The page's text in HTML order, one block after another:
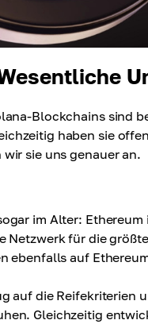
Blockchains sind
haben sie
sie uns genauer an.
im Alter:
Netzwerk für die
ebenfalls auf
auf die Reifekriterien
Gleichzeitig